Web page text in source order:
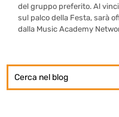
del gruppo preferito. Al
sul palco della Festa, sarà
dalla Music Academy